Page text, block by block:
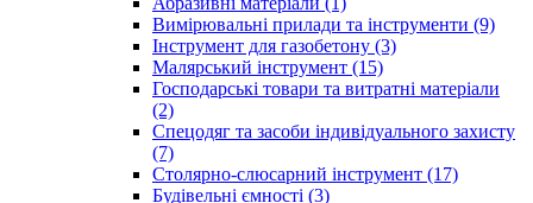
Вимірювальні прилади та інструменти (9)
Інструмент для газобетону (3)
Малярський інструмент (15)
Господарські товари та витратні матеріали
(2)
Спецодяг та засоби індивідуального захисту
(7)
Столярно-слюсарний інструмент (17)
Будівельні ємності (3)